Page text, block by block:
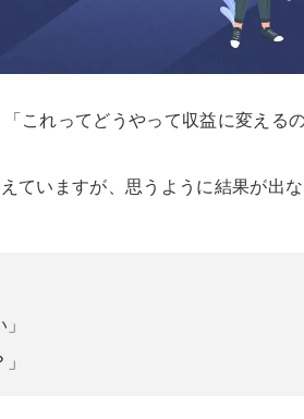
これってどうやって収益に変える
ていますが、思うように結果が出